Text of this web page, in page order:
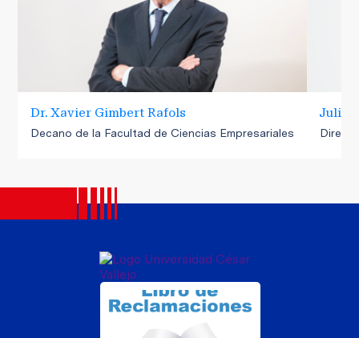
Dr. Xavier Gimbert Rafols
Decano de la Facultad de Ciencias Empresariales
Julia